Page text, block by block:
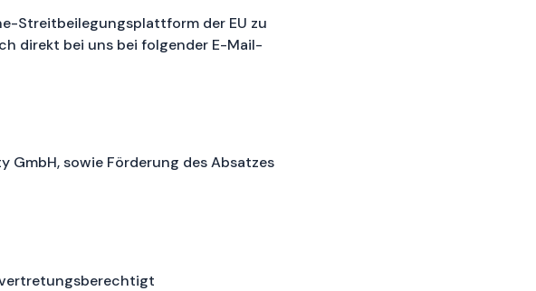
Streitbeilegungsplattform der EU zu
direkt bei uns bei folgender E-Mail-
sowie Förderung des Absatzes